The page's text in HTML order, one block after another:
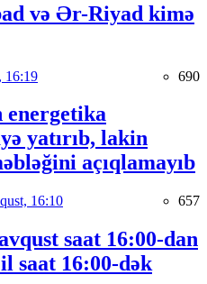
və Ər-Riyad kimə
16:19 690
energetika
yatırıb, lakin
açıqlamayıb
16:10 657
saat 16:00-dan
saat 16:00-dək